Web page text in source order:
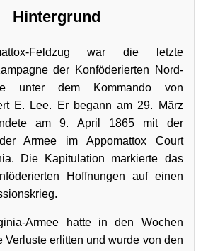
Hintergrund
Feldzug war die letzte
der Konföderierten Nord-
unter dem Kommando von
E. Lee. Er begann am 29. März
am 9. April 1865 mit der
Armee im Appomattox Court
Die Kapitulation markierte das
Hoffnungen auf einen
Armee hatte in den Wochen
Verluste erlitten und wurde von den